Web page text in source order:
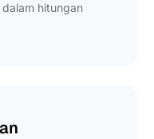
hitungan